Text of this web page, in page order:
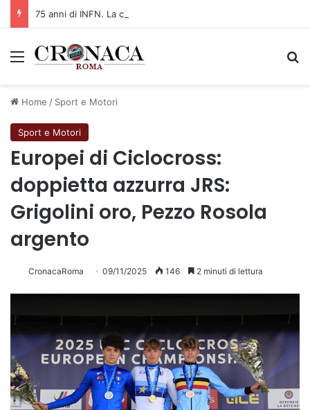
Menu
Home / Sport e Motori
Sport e Motori
Europei di Ciclocross:
doppietta azzurra JRS:
Grigolini oro, Pezzo Rosola
argento
CronacaRoma 09/11/2025 146 2 minuti di lettura